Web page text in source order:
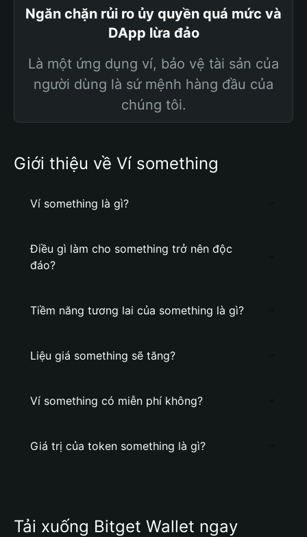
Ngăn chặn rủi ro ủy quyền quá mức và
DApp lừa đảo
Là một ứng dụng ví, bảo vệ tài sản của
người dùng là sứ mệnh hàng đầu của
chúng tôi.
Giới thiệu về Ví something
Ví something là gì?
Điều gì làm cho something trở nên độc
đáo?
Tiềm năng tương lai của something là gì?
Liệu giá something sẽ tăng?
Ví something có miễn phí không?
Giá trị của token something là gì?
Tải xuống Bitget Wallet ngay